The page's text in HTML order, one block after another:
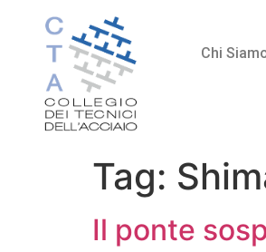
Chi
Tag:
Il ponte